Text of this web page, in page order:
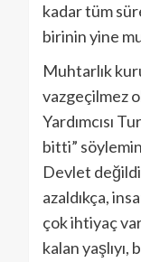
kadar tüm
birinin yine
Muhtarlık
vazgeçilmez
Yardımcısı
bitti”
Devlet
azaldıkça,
çok ihtiyaç
kalan